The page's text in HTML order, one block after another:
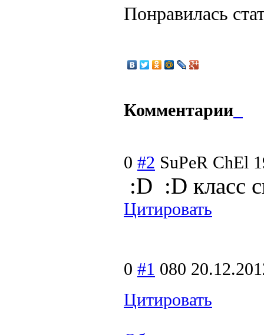
Понравилась
Комментарии
0 #2 SuPeR ChEl
:D :D класс
Цитировать
0 #1 080
Цитировать